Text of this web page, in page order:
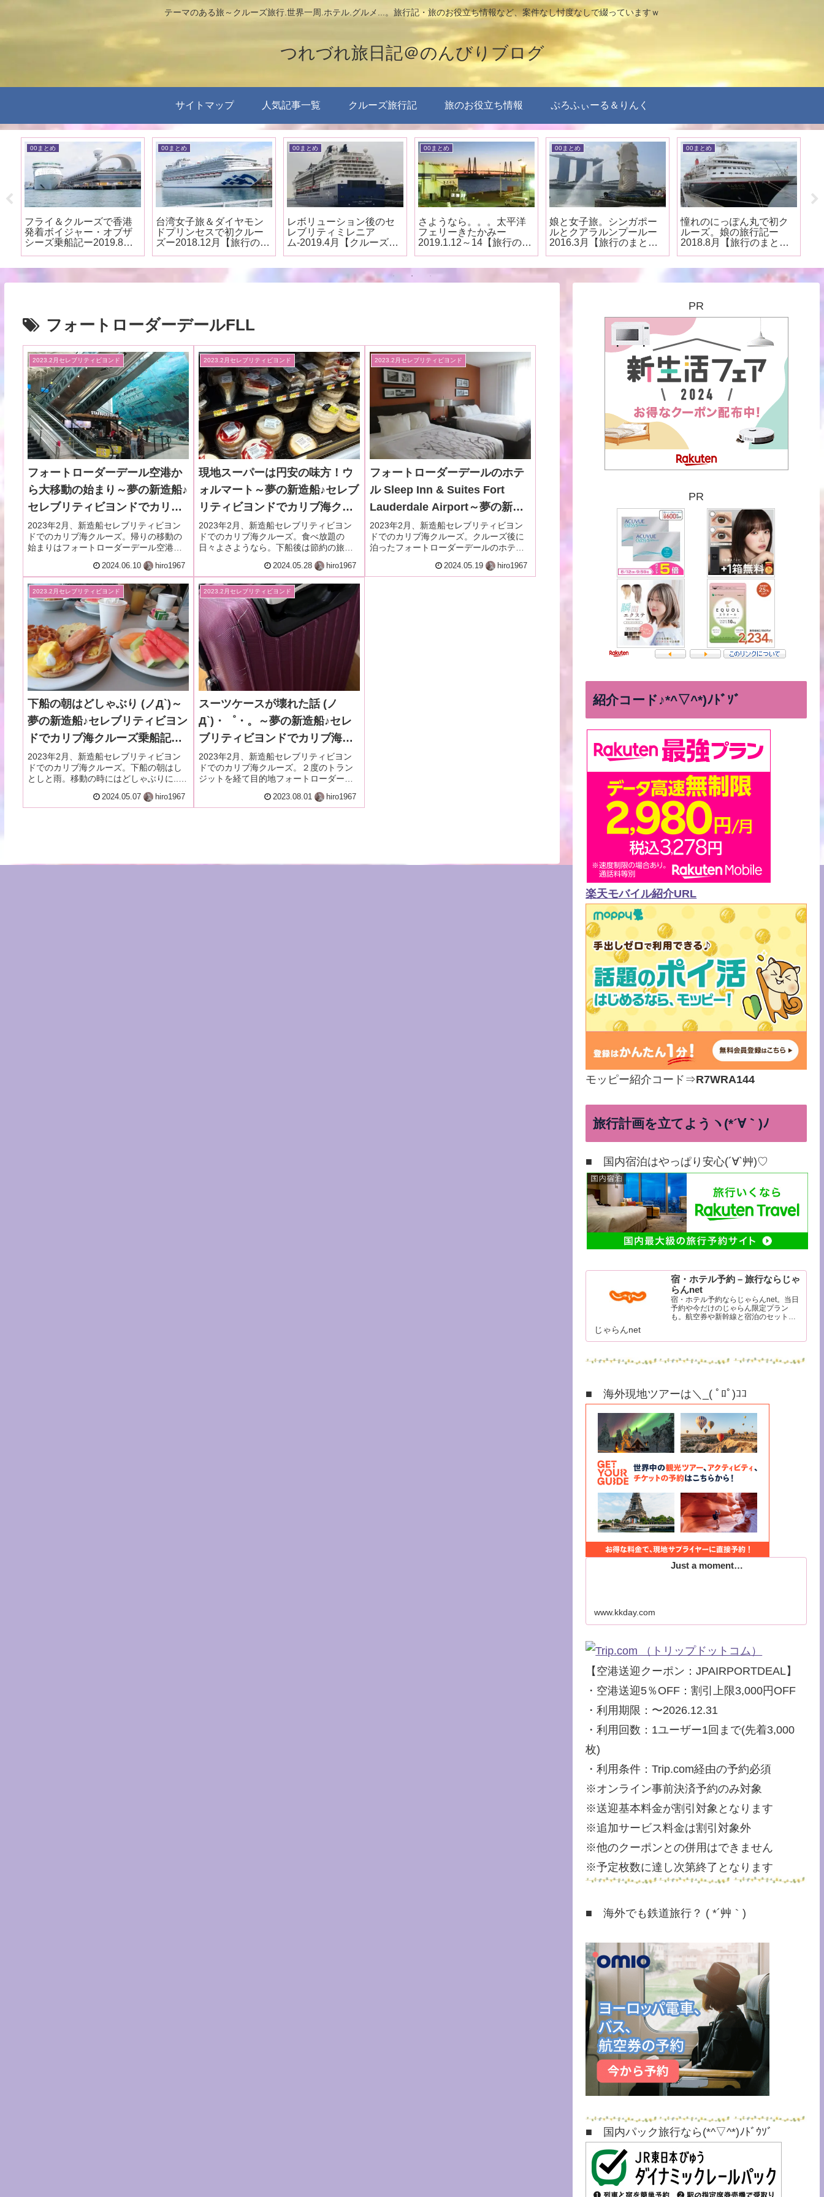
テーマのある旅～クルーズ旅行.世界一周.ホテル.グルメ...。旅行記・旅のお役立ち情報など、案件なし忖度なしで綴っていますｗ
つれづれ旅日記＠のんびりブログ
サイトマップ 人気記事一覧 クルーズ旅行記 旅のお役立ち情報 ぷろふぃーる＆りんく
00まとめ
フライ＆クルーズで香港
発着ボイジャー・オブザ
シーズ乗船記ー2019.8月
00まとめ
台湾女子旅＆ダイヤモン
ドプリンセスで初クルー
ズー2018.12月【旅行のま
00まとめ
レボリューション後のセ
レブリティミレニア
ム-2019.4月【クルーズ船
00まとめ
さようなら。。。太平洋
フェリーきたかみー
2019.1.12～14【旅行のま
00まとめ
娘と女子旅。シンガポー
ルとクアラルンプールー
2016.3月【旅行のまと
00まとめ
憧れのにっぽん丸で初ク
ルーズ。娘の旅行記ー
2018.8月【旅行のまと
フォートローダーデールFLL
2023.2月セレブリティビヨンド
フォートローダーデール空港か
ら大移動の始まり～夢の新造船♪
セレブリティビヨンドでカリブ
海クルーズ乗船記ー2023.2月・
本編10-1
2023年2月、新造船セレブリティビヨン
ドでのカリブ海クルーズ。帰りの移動の
始まりはフォートローダーデール空港か
と交換してもらったり。プライオリティ
パスのレストランには行けなかったとい
う話。
2024.06.10 hiro1967
2023.2月セレブリティビヨンド
現地スーパーは円安の味方！ウ
ォルマート～夢の新造船♪セレブ
リティビヨンドでカリブ海クル
ーズ乗船記ー2023.2月・本編9-3
2023年2月、新造船セレブリティビヨン
ドでのカリブ海クルーズ。食べ放題の
日々よさようなら。下船後は節約の旅で
スーパー。ウオルマートで夜ごはんの調
達です！
2024.05.28 hiro1967
2023.2月セレブリティビヨンド
フォートローダーデールのホテ
ル Sleep Inn & Suites Fort
Lauderdale Airport～夢の新造
船♪セレブリティビヨンドでカリ
ブ海クルーズ乗船記ー2023.2
2023年2月、新造船セレブリティビヨン
ドでのカリブ海クルーズ。クルーズ後に
泊ったフォートローダーデールのホテ
ウオルマートがあり、ビーチ行きバス停
2024.05.19 hiro1967
2023.2月セレブリティビヨンド
下船の朝はどしゃぶり (ノД`)～
夢の新造船♪セレブリティビヨン
ドでカリブ海クルーズ乗船記ー
2023.2月・本編9-1
2023年2月、新造船セレブリティビヨン
ドでのカリブ海クルーズ。下船の朝はし
としと雨。移動の時にはどしゃぶりに...
スケースを持っての移動は地獄でした。
2024.05.07 hiro1967
2023.2月セレブリティビヨンド
スーツケースが壊れた話 (ノ
Д`)・゜・。～夢の新造船♪セレ
ブリティビヨンドでカリブ海ク
ルーズ乗船記ー2023.2月・本編
1-11
2023年2月、新造船セレブリティビヨン
ドでのカリブ海クルーズ。２度のトラン
ジットを経て目的地フォートローダーデ
ール空港までたどり着きました。預入荷
物を受取ると、なんとスーツケースがバ
2023.08.01 hiro1967
PR
PR
紹介コード♪*^▽^*)ﾉﾄﾞｿﾞ
楽天モバイル紹介URL
モッピー紹介コード⇒R7WRA144
旅行計画を立てようヽ(*´∀｀)ﾉ
■ 国内宿泊はやっぱり安心(´∀`艸)♡
宿・ホテル予約 – 旅行ならじゃ
らんnet
宿・ホテル予約ならじゃらんnet。当日
予約や今だけのじゃらん限定プラン
も。航空券や新幹線と宿泊のセットで
せて簡単検索。豊富な観光情報と口コ
じゃらんnet
■ 海外現地ツアーは＼_( ﾟﾛﾟ)ｺｺ
Just a moment…
www.kkday.com
【空港送迎クーポン：JPAIRPORTDEAL】
・空港送迎5％OFF：割引上限3,000円OFF
・利用期限：〜2026.12.31
・利用回数：1ユーザー1回まで(先着3,000
枚)
・利用条件：Trip.com経由の予約必須
※オンライン事前決済予約のみ対象
※送迎基本料金が割引対象となります
※追加サービス料金は割引対象外
※他のクーポンとの併用はできません
※予定枚数に達し次第終了となります
■ 海外でも鉄道旅行？ ( *´艸｀)
■ 国内パック旅行なら(*^▽^*)ﾉﾄﾞｳｿﾞ